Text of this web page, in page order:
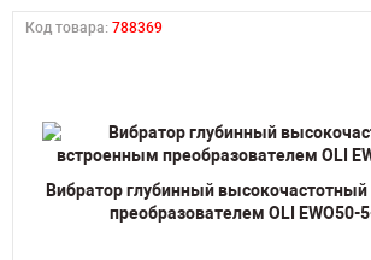
Код товара: 788369
Вибратор глубинный
преобразователем OLI EWO50-